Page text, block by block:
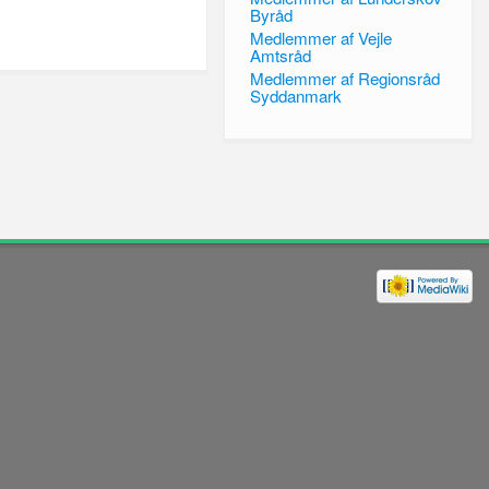
Byråd
Medlemmer af Vejle
Amtsråd
Medlemmer af Regionsråd
Syddanmark